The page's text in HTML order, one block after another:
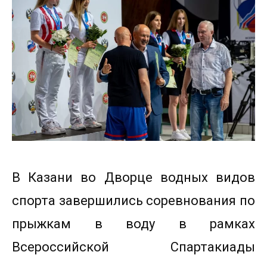
В Казани во Дворце водных видов
спорта завершились соревнования по
прыжкам в воду в рамках
Всероссийской Спартакиады